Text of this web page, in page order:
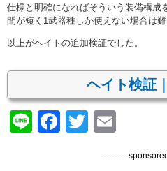
仕様と明確になればそういう装備構成
間が短く1武器種しか使えない場合は難
以上がヘイトの追加検証でした。
ヘイト検証
LineFacebook
Twitter
----------